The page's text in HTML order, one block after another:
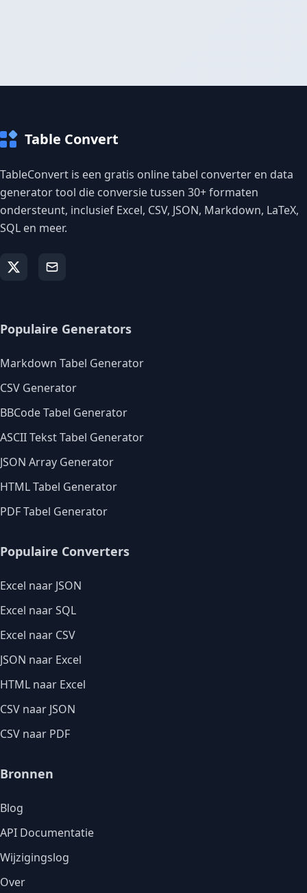
Table Convert
TableConvert is een gratis online tabel converter en data
generator tool die conversie tussen 30+ formaten
ondersteunt, inclusief Excel, CSV, JSON, Markdown, LaTeX,
SQL en meer.
Populaire Generators
Markdown Tabel Generator
CSV Generator
BBCode Tabel Generator
ASCII Tekst Tabel Generator
JSON Array Generator
HTML Tabel Generator
PDF Tabel Generator
Populaire Converters
Excel naar JSON
Excel naar SQL
Excel naar CSV
JSON naar Excel
HTML naar Excel
CSV naar JSON
CSV naar PDF
Bronnen
Blog
API Documentatie
Wijzigingslog
Over